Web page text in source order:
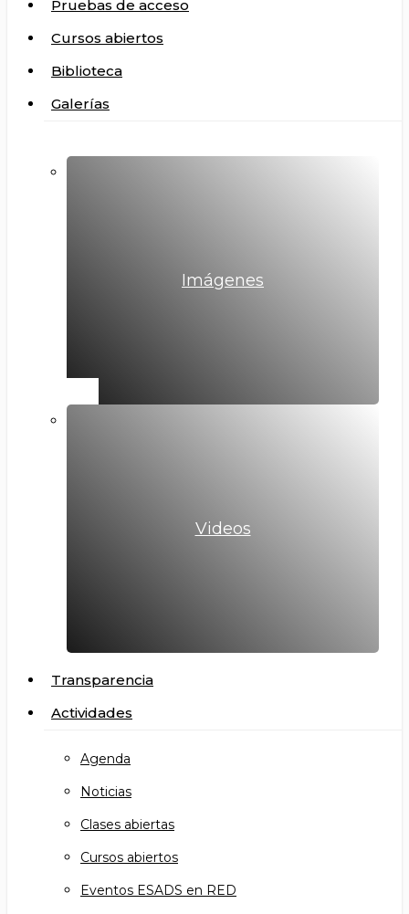
Pruebas de acceso
Cursos abiertos
Biblioteca
Galerías
Imágenes
Videos
Transparencia
Actividades
Agenda
Noticias
Clases abiertas
Cursos abiertos
Eventos ESADS en RED